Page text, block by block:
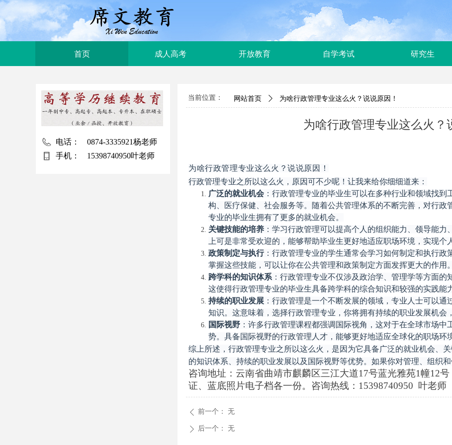
成人高考 开放教育 自学考试 研究生
首页
电话：
0874-3335921杨老师
手机：
15398740950叶老师
当前位置： 网站首页 ꄲ 为啥行政管理专业这么火？说说原因！
为啥行政管理专业这么火？说说原因！
行政管理专业之所以这么火，原因可不少呢！让我来给你细细道来：
广泛的就业机会 ：行政管理专业的毕业生可以在多种行业和领域找
构、医疗保健、社会服务等。随着公共管理体系的不断完善，对行
专业的毕业生拥有了更多的就业机会。
关键技能的培养 ：学习行政管理可以提高个人的组织能力、领导能
上可是非常受欢迎的，能够帮助毕业生更好地适应职场环境，实现个
政策制定与执行 ：行政管理专业的学生通常会学习如何制定和执行政
掌握这些技能，可以让你在公共管理和政策制定方面发挥更大的作用。
跨学科的知识体系 ：行政管理专业不仅涉及政治学、管理学等方面的
这使得行政管理专业的毕业生具备跨学科的综合知识和较强的实践能
持续的职业发展 ：行政管理是一个不断发展的领域，专业人士可以
知识。这意味着，选择行政管理专业，你将拥有持续的职业发展机会
国际视野 ：许多行政管理课程都强调国际视角，这对于在全球市场
势。具备国际视野的行政管理人才，能够更好地适应全球化的职场环
综上所述，行政管理专业之所以这么火，是因为它具备广泛的就业机会、
的知识体系、持续的职业发展以及国际视野等优势。如果你对管理、组织
咨询地址：云南省曲靖市麒麟区三江大道17号蓝光雅苑1幢12
证、蓝底照片电子档各一份。咨询热线：15398740950 叶老师
为啥行政管理专业这么火？
ꄴ 前一个： 无
ꄲ 后一个： 无